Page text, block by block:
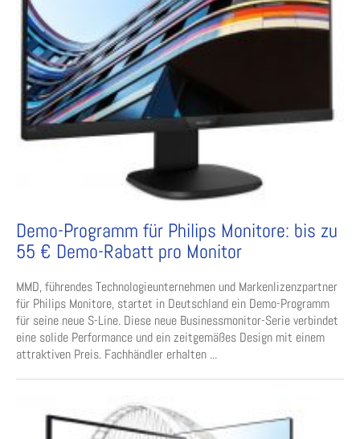
Demo-Programm für Philips Monitore: bis zu
55 € Demo-Rabatt pro Monitor
MMD, führendes Technologieunternehmen und Markenlizenzpartner
für Philips Monitore, startet in Deutschland ein Demo-Programm
für seine neue S-Line. Diese neue Businessmonitor-Serie verbindet
eine solide Performance und ein zeitgemäßes Design mit einem
attraktiven Preis. Fachhändler erhalten ...